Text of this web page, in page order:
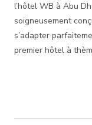
l’hôtel WB à Abu
soigneusement
s’adapter
premier hôtel à